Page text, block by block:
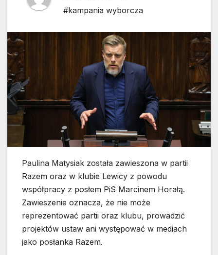
#kampania wyborcza
Paulina Matysiak została zawieszona w partii
Razem oraz w klubie Lewicy z powodu
współpracy z posłem PiS Marcinem Horałą.
Zawieszenie oznacza, że nie może
reprezentować partii oraz klubu, prowadzić
projektów ustaw ani występować w mediach
jako posłanka Razem.